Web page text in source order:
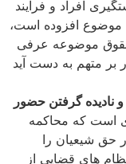
افراد و فرایند
افزوده است،
موضوعه عرفی
به دست آید
گرفتن حضور
که محاکمه
شیعیان را
­های قضایی از